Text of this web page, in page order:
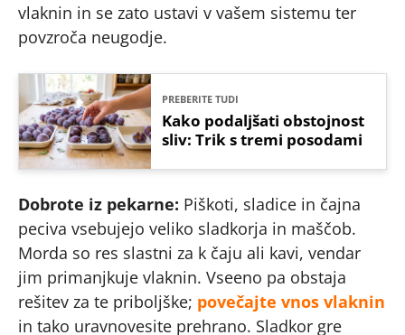
vlaknin in se zato ustavi v vašem sistemu ter
povzroča neugodje.
PREBERITE TUDI
Kako podaljšati obstojnost
sliv: Trik s tremi posodami
Dobrote iz pekarne: Piškoti, sladice in čajna
peciva vsebujejo veliko sladkorja in maščob.
Morda so res slastni za k čaju ali kavi, vendar
jim primanjkuje vlaknin. Vseeno pa obstaja
rešitev za te priboljške; povečajte vnos vlaknin
in tako uravnovesite prehrano. Sladkor gre